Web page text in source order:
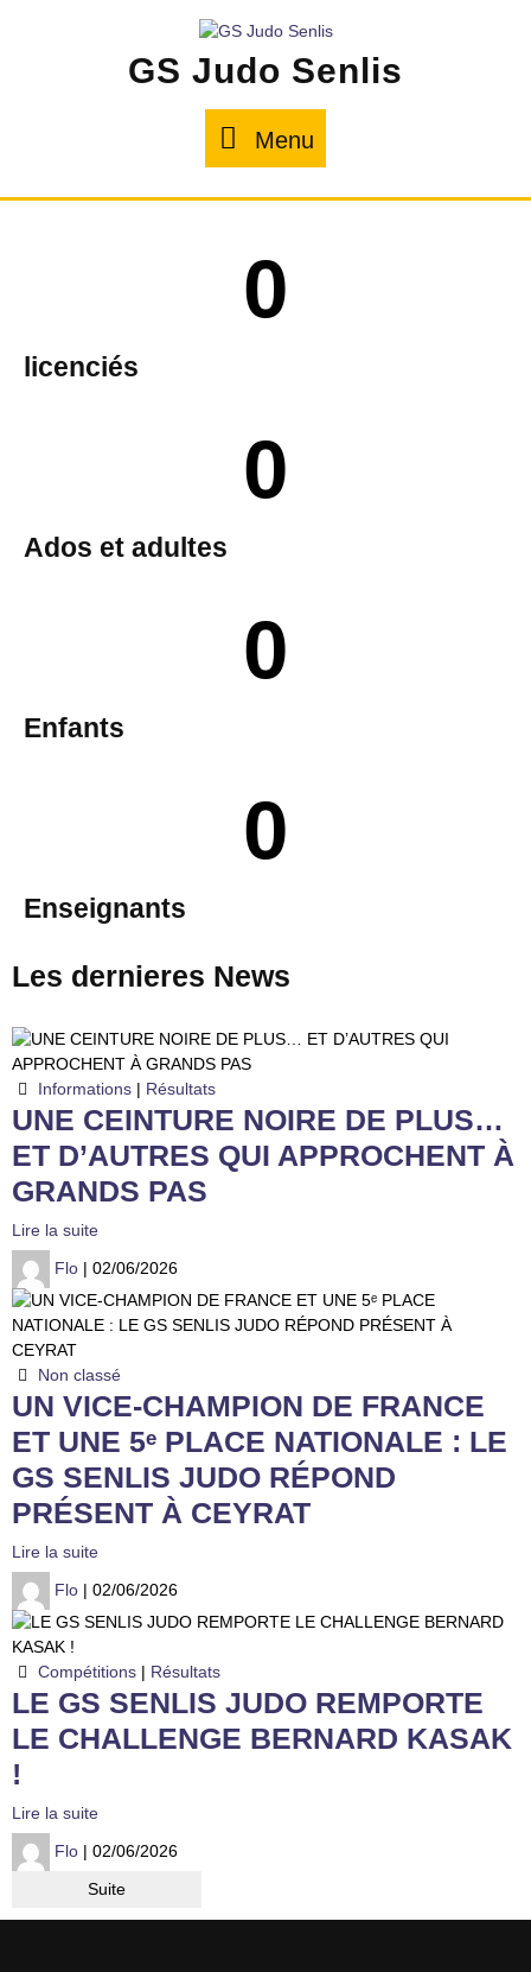
GS Judo Senlis
Menu
0
licenciés
0
Ados et adultes
0
Enfants
0
Enseignants
Les dernieres News
Informations| Résultats
UNE CEINTURE NOIRE DE PLUS…
ET D’AUTRES QUI APPROCHENT À
GRANDS PAS
Lire la suite
Flo | 02/06/2026
Non classé
UN VICE-CHAMPION DE FRANCE
ET UNE 5ᵉ PLACE NATIONALE : LE
GS SENLIS JUDO RÉPOND
PRÉSENT À CEYRAT
Lire la suite
Flo | 02/06/2026
Compétitions| Résultats
LE GS SENLIS JUDO REMPORTE
LE CHALLENGE BERNARD KASAK
!
Lire la suite
Flo | 02/06/2026
Suite